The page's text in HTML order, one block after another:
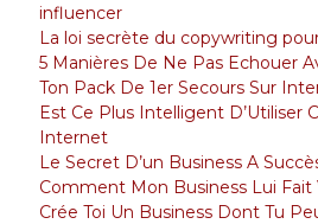
influencer
La loi secrète du copywriting
5 Manières De Ne Pas Echouer
Ton Pack De 1er Secours Sur
Est Ce Plus Intelligent D’Utiliser
Internet
Le Secret D’un Business A
Comment Mon Business Lui Fait
Crée Toi Un Business Dont Tu